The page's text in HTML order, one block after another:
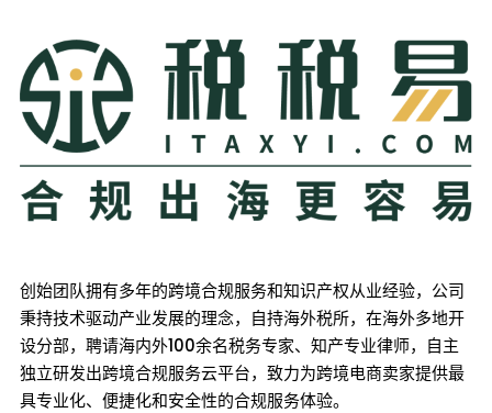
创始团队拥有多年的跨境合规服务和知识产权从业经验，公司
秉持技术驱动产业发展的理念，自持海外税所，在海外多地开
设分部，聘请海内外100余名税务专家、知产专业律师，自主
独立研发出跨境合规服务云平台，致力为跨境电商卖家提供最
具专业化、便捷化和安全性的合规服务体验。